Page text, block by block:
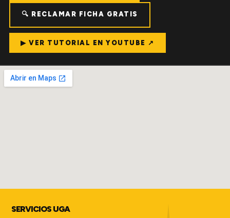
🔍 RECLAMAR FICHA GRATIS
▶ VER TUTORIAL EN YOUTUBE ↗
SERVICIOS UGA